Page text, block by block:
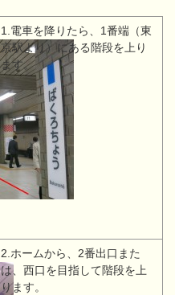
1.電車を降りたら、1番端（東
京駅より）にある階段を上り
ます。
2.ホームから、2番出口また
は、西口を目指して階段を上
ります。